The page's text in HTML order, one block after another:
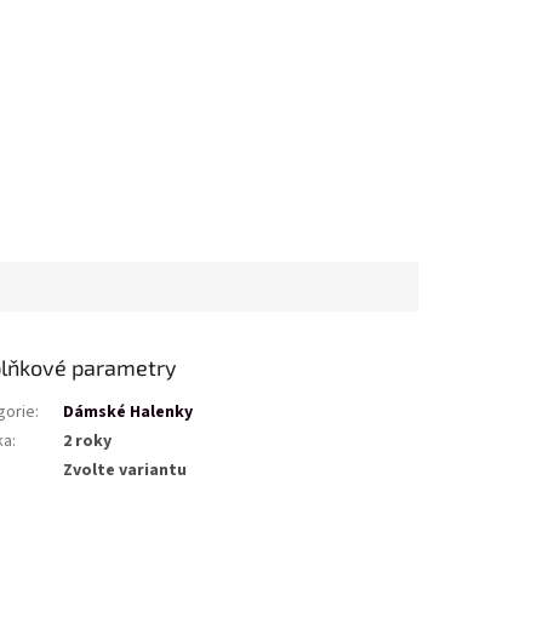
parametry
:
Dámské Halenky
:
2 roky
Zvolte variantu